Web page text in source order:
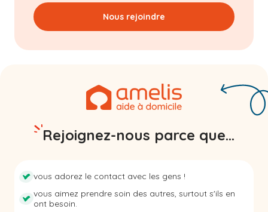
Nous rejoindre
Rejoignez-nous parce que...
vous adorez le contact avec les gens !
vous aimez prendre soin des autres, surtout s'ils en
ont besoin.